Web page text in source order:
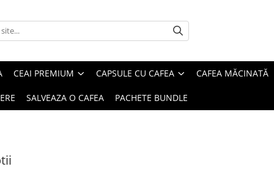
CEAI PREMIUM CAPSULE CU CAFEA CAFEA MĂCINATĂ
SALVEAZA O CAFEA PACHETE BUNDLE